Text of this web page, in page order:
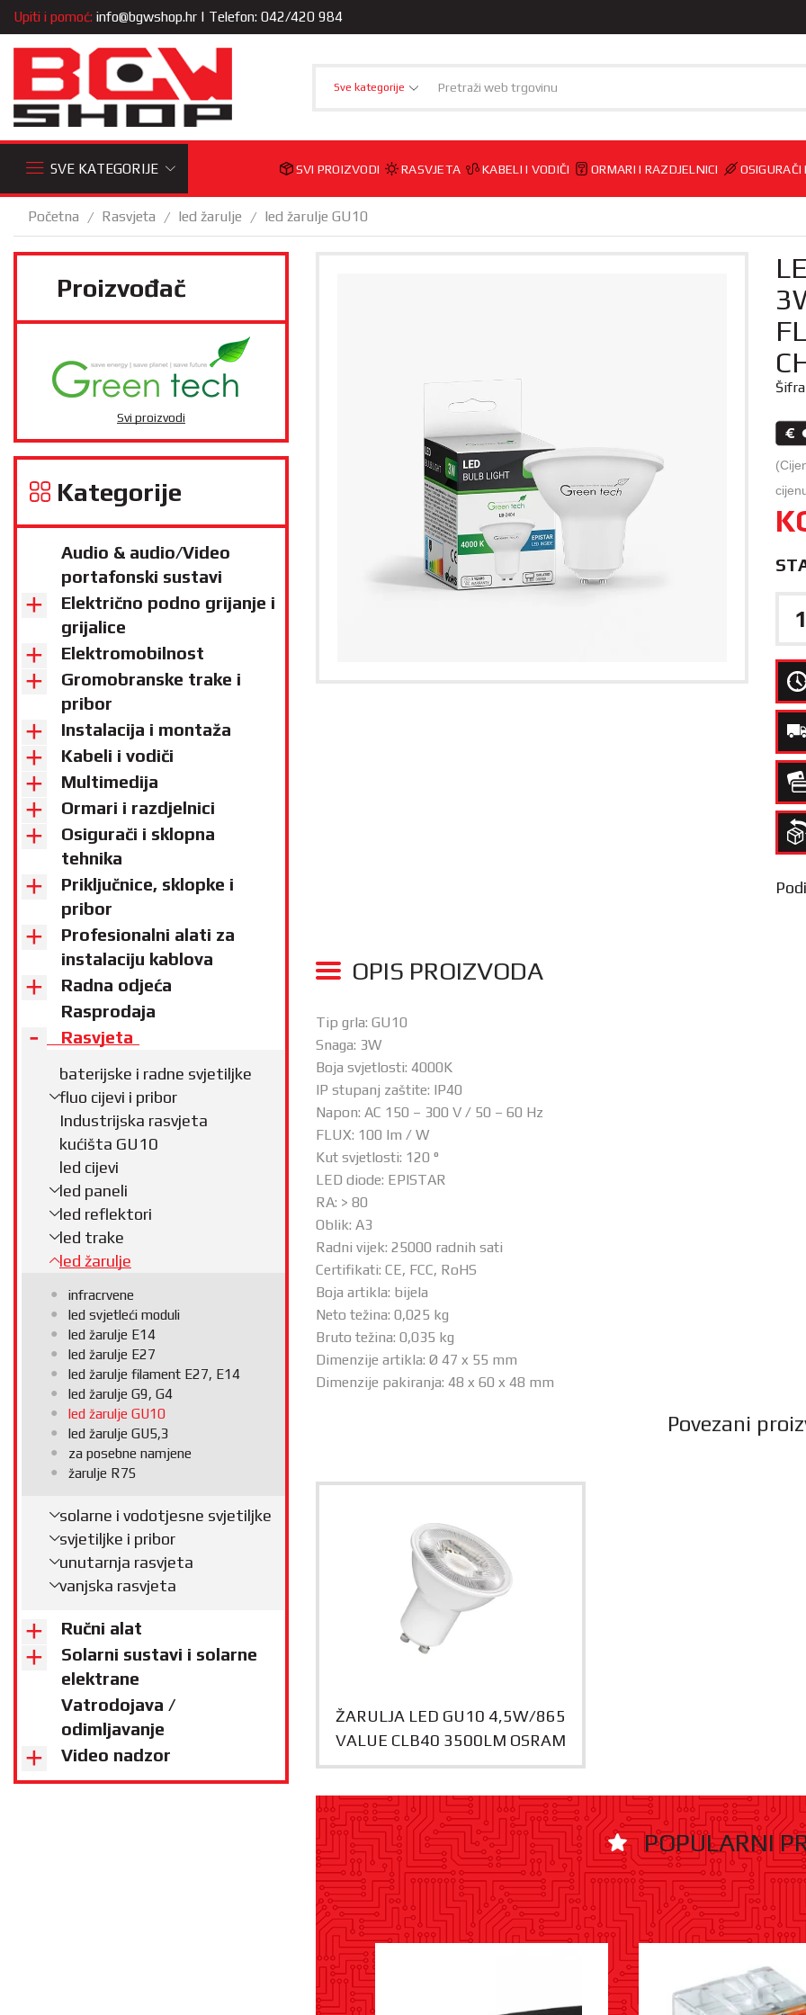
Upiti i pomoć: info@bgwshop.hr | Telefon: 042/420 984
Sve kategorije
SVE KATEGORIJE SVI PROIZVODI RASVJETA KABELI I VODIČI ORMARI I RAZDJELNICI OSIGURAČI
Početna / Rasvjeta / led žarulje / led žarulje GU10
Proizvođač
Svi proizvodi
Kategorije
Audio & audio/Video
portafonski sustavi
Električno podno grijanje i
grijalice
Elektromobilnost
Gromobranske trake i
pribor
Instalacija i montaža
Kabeli i vodiči
Multimedija
Ormari i razdjelnici
Osigurači i sklopna
tehnika
Priključnice, sklopke i
pribor
Profesionalni alati za
instalaciju kablova
Radna odjeća
Rasprodaja
Rasvjeta
baterijske i radne svjetiljke
fluo cijevi i pribor
Industrijska rasvjeta
kućišta GU10
led cijevi
led paneli
led reflektori
led trake
led žarulje
infracrvene
led svjetleći moduli
led žarulje E14
led žarulje E27
led žarulje filament E27, E14
led žarulje G9, G4
led žarulje GU10
led žarulje GU5,3
za posebne namjene
žarulje R7S
solarne i vodotjesne svjetiljke
svjetiljke i pribor
unutarnja rasvjeta
vanjska rasvjeta
Ručni alat
Solarni sustavi i solarne
elektrane
Vatrodojava /
odimljavanje
Video nadzor
OPIS PROIZVODA
Tip grla: GU10
Snaga: 3W
Boja svjetlosti: 4000K
IP stupanj zaštite: IP40
Napon: AC 150 – 300 V / 50 – 60 Hz
FLUX: 100 lm / W
Kut svjetlosti: 120 °
LED diode: EPISTAR
RA: > 80
Oblik: A3
Radni vijek: 25000 radnih sati
Certifikati: CE, FCC, RoHS
Boja artikla: bijela
Neto težina: 0,025 kg
Bruto težina: 0,035 kg
Dimenzije artikla: Ø 47 x 55 mm
Dimenzije pakiranja: 48 x 60 x 48 mm
Povezani
ŽARULJA LED GU10 4,5W/865
VALUE CLB40 3500LM OSRAM
POPULARNI